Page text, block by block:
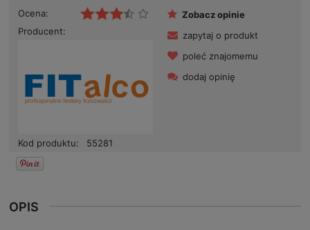
Ocena:
Producent:
Kod produktu: 55281
Zobacz opinie
zapytaj o produkt
poleć znajomemu
dodaj opinię
OPIS